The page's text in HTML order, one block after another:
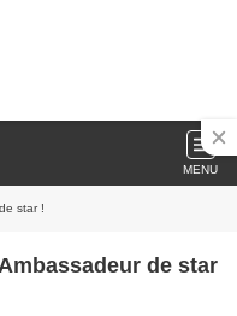
MENU
star !
de star